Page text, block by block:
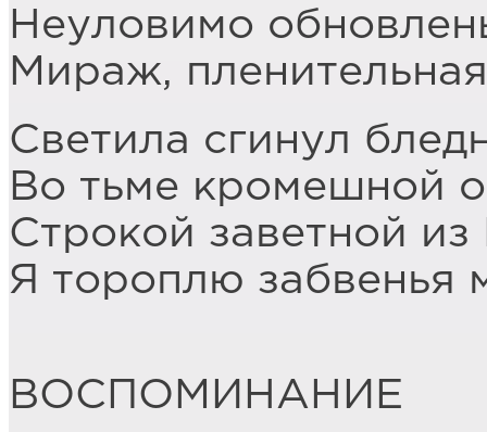
Неуловимо
Мираж,
Светила сгинул
Во тьме кромешной
Строкой заветной
Я тороплю забвенья
ВОСПОМИНАНИЕ